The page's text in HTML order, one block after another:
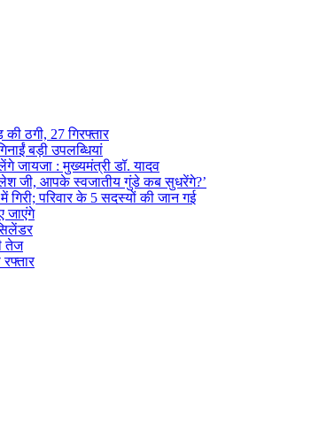
ठगी, 27 गिरफ्तार
बड़ी उपलब्धियां
जायजा : मुख्यमंत्री डॉ. यादव
जी, आपके स्वजातीय गुंडे कब सुधरेंगे?’
गिरी; परिवार के 5 सदस्यों की जान गई
जाएंगे
तेज